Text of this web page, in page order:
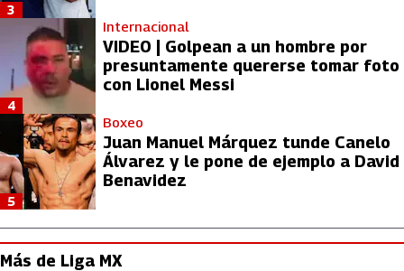
3
Internacional
VIDEO | Golpean a un hombre por
presuntamente quererse tomar foto
con Lionel Messi
4
Boxeo
Juan Manuel Márquez tunde Canelo
Álvarez y le pone de ejemplo a David
Benavidez
5
Más de Liga MX